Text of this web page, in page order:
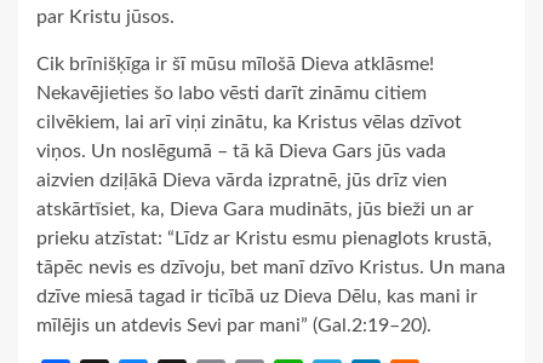
par Kristu jūsos.
Cik brīnišķīga ir šī mūsu mīlošā Dieva atklāsme!
Nekavējieties šo labo vēsti darīt zināmu citiem
cilvēkiem, lai arī viņi zinātu, ka Kristus vēlas dzīvot
viņos. Un noslēgumā – tā kā Dieva Gars jūs vada
aizvien dziļākā Dieva vārda izpratnē, jūs drīz vien
atskārtīsiet, ka, Dieva Gara mudināts, jūs bieži un ar
prieku atzīstat: “Līdz ar Kristu esmu pienaglots krustā,
tāpēc nevis es dzīvoju, bet manī dzīvo Kristus. Un mana
dzīve miesā tagad ir ticībā uz Dieva Dēlu, kas mani ir
mīlējis un atdevis Sevi par mani” (Gal.2:19–20).